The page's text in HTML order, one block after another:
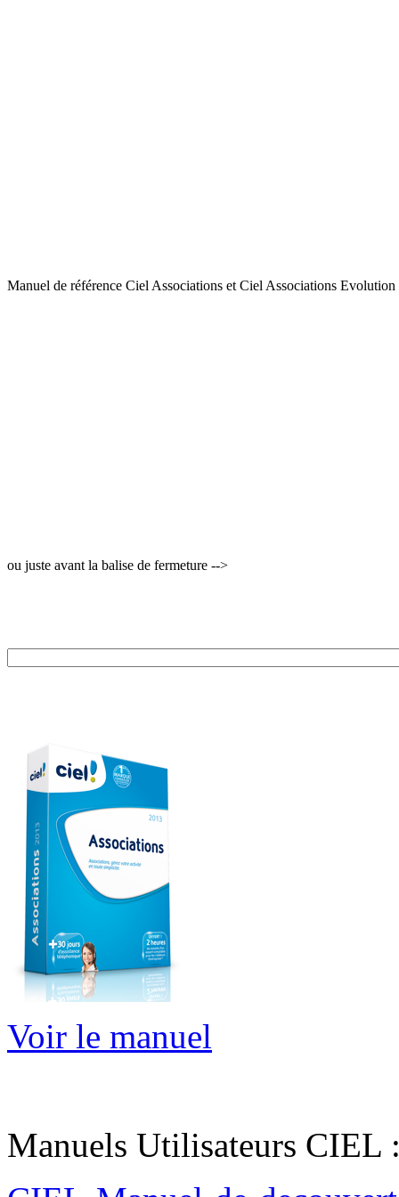
Manuel de référence Ciel Associations et Ciel Associations
ou juste avant la balise de fermeture -->
Voir le manuel
Manuels Utilisateurs CIEL